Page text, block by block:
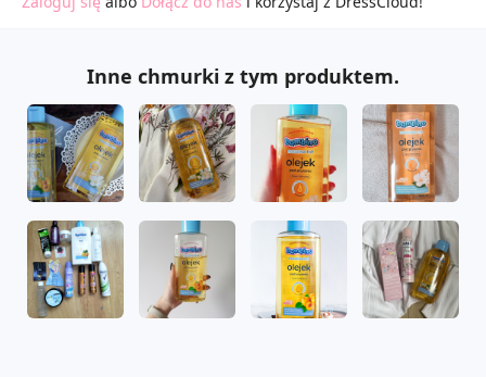
Inne chmurki z tym produktem.